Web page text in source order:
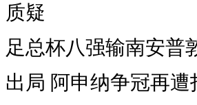
质疑
足总杯八强输南安普
出局 阿申纳争冠再遭